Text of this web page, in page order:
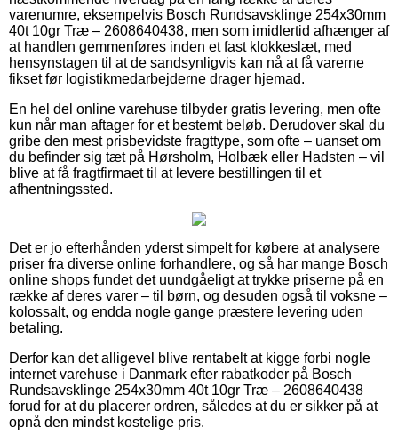
varenumre, eksempelvis Bosch Rundsavsklinge 254x30mm
40t 10gr Træ – 2608640438, men som imidlertid afhænger af
at handlen gemmenføres inden et fast klokkeslæt, med
hensynstagen til at de sandsynligvis kan nå at få varerne
fikset før logistikmedarbejderne drager hjemad.
En hel del online varehuse tilbyder gratis levering, men ofte
kun når man aftager for et bestemt beløb. Derudover skal du
gribe den mest prisbevidste fragttype, som ofte – uanset om
du befinder sig tæt på Hørsholm, Holbæk eller Hadsten – vil
blive at få fragtfirmaet til at levere bestillingen til et
afhentningssted.
Det er jo efterhånden yderst simpelt for købere at analysere
priser fra diverse online forhandlere, og så har mange Bosch
online shops fundet det uundgåeligt at trykke priserne på en
række af deres varer – til børn, og desuden også til voksne –
kolossalt, og endda nogle gange præstere levering uden
betaling.
Derfor kan det alligevel blive rentabelt at kigge forbi nogle
internet varehuse i Danmark efter rabatkoder på Bosch
Rundsavsklinge 254x30mm 40t 10gr Træ – 2608640438
forud for at du placerer ordren, således at du er sikker på at
opnå den mindst kostelige pris.